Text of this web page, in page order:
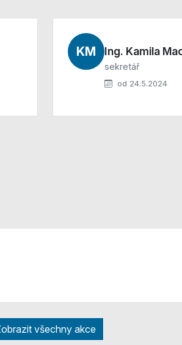
KM Ing. Kamila
sekretář
od 24.5.2024
všechny akce